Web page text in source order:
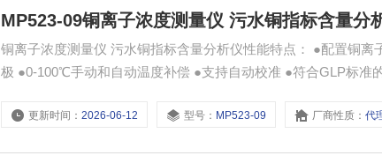
MP523-09铜离子浓度测量仪 污水铜指标含量分
铜离子浓度测量仪 污水铜指标含量分析仪性能特点： ●配置铜离子电极，参比电极，温度电极和三复合pH电
极 ●0-100℃手动和自动温度补偿 ●支持自动校准 ●符合GLP标准
式和连续测量模式
更新时间：2026-06-12 型号： MP523-09 厂商性质：代